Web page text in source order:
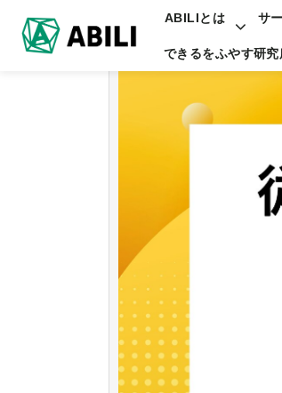
ABILIとは サ
できるをふやす研究